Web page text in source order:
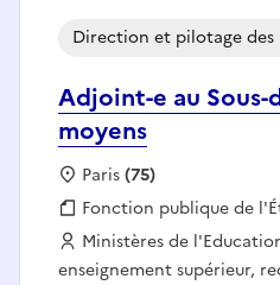
Adjoint-e au
moyens
Direction et pilotage
Localisation :
Paris(75)
Fonction publique :
Fonction publique de
Employeur :
Ministères de
enseignement supérieur,